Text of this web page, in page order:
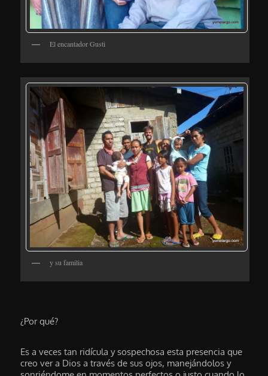
El encantador Gusti
y su familia
¿Por qué?
Es a veces tan ridícula y sospechosa esta presencia que
creo ver a Dios a través de sus ojos, manejándolos y